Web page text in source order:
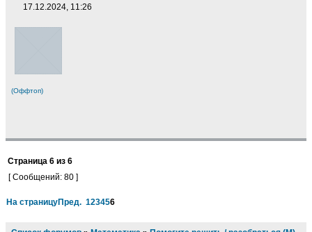
17.12.2024, 11:26
(Оффтоп)
Страница 6 из 6
[ Сообщений: 80 ]
На страницуПред. 123456